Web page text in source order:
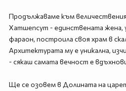
Продължаваме към
Хатшепсут - единствената жена,
фараон, построила своя храм в
Архитектурата му е уникална,
- сякаш самата вечност е
Ще се озовем в Долината на